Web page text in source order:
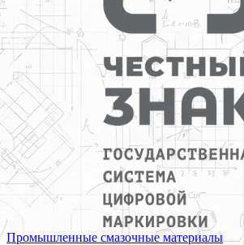
Промышленные смазочные материалы